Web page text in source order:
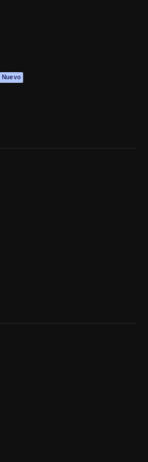
Nuevo